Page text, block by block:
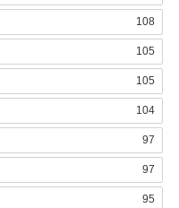
108
105
105
104
97
97
95